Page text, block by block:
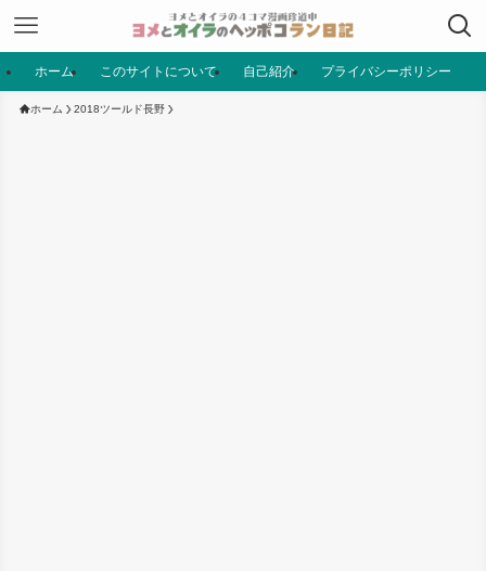
ホーム このサイトについて 自己紹介 プライバシーポリシー
ホーム 2018ツールド長野